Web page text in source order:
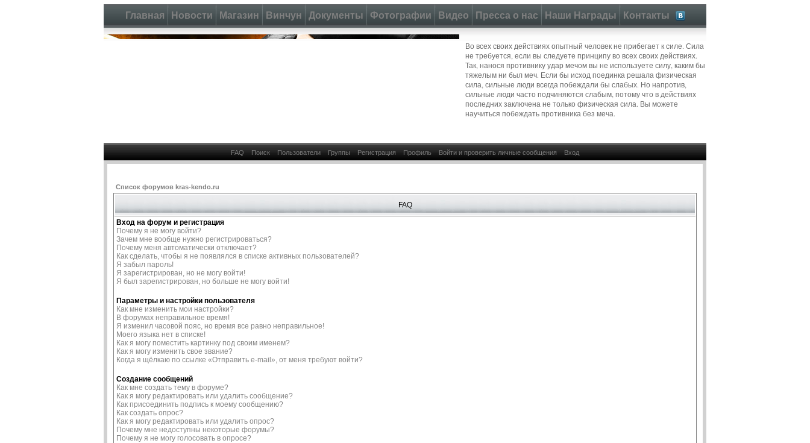
Главная Новости Магазин Винчун Документы Фотографии Видео Пресса о нас Наши Награды Контакты
Во всех своих действиях опытный человек не прибегает к силе. Сила
не требуется, если вы следуете принципу во всех своих действиях.
Так, нанося противнику удар мечом вы не используете силу, каким бы
тяжелым ни был меч. Если бы исход поединка решала физическая
сила, сильные люди всегда побеждали бы слабых. Но напротив,
сильные люди часто подчиняются слабым, потому что в действиях
последних заключена не только физическая сила. Вы можете
научиться побеждать противника без меча.
FAQ Поиск Пользователи Группы Регистрация Профиль Войти и проверить личные сообщения Вход
Список форумов kras-kendo.ru
FAQ
Вход на форум и регистрация
Почему я не могу войти?
Зачем мне вообще нужно регистрироваться?
Почему меня автоматически отключает?
Как сделать, чтобы я не появлялся в списке активных пользователей?
Я забыл пароль!
Я зарегистрирован, но не могу войти!
Я был зарегистрирован, но больше не могу войти!
Параметры и настройки пользователя
Как мне изменить мои настройки?
В форумах неправильное время!
Я изменил часовой пояс, но время все равно неправильное!
Моего языка нет в списке!
Как я могу поместить картинку под своим именем?
Как я могу изменить свое звание?
Когда я щёлкаю по ссылке «Отправить e-mail», от меня требуют войти?
Создание сообщений
Как мне создать тему в форуме?
Как я могу редактировать или удалить сообщение?
Как присоединить подпись к моему сообщению?
Как создать опрос?
Как я могу редактировать или удалить опрос?
Почему мне недоступны некоторые форумы?
Почему я не могу голосовать в опросе?